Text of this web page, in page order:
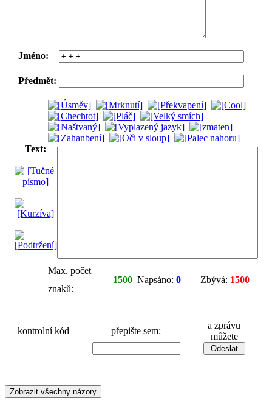
Jméno:
Předmět:
Text:
Max. počet
znaků:
1500 Napsáno: 0 Zbývá: 1500
kontrolní kód přepište sem:
a zprávu
můžete